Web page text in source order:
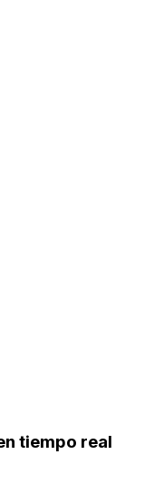
tiempo real